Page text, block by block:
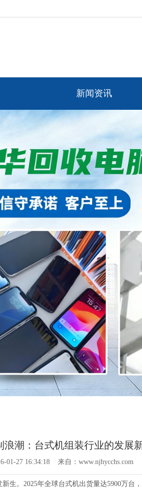
新闻资讯
浪潮：台式机组装行业的发展
01-27 16:34:18 来自：www.njhycchs.com
。2025年全球台式机出货量达5900万